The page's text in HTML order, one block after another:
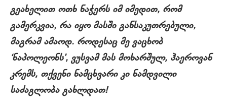
გეახელით ოთხ ნაჭერს იმ იმედით, რომ
გამერკვია, რა იყო მასში განსაკუთრებული,
მაგრამ ამაოდ. როდესაც მე ვაცხობ
‘ნაპოლეონს’, ვუსვამ მას მოხარშულ, ჰაეროვან
კრემს, თქვენი ნამცხვარი კი ნამდვილი
საძაგლობა გახლდათ!